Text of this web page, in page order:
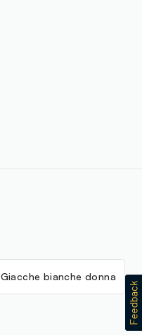
Giacche bianche donna